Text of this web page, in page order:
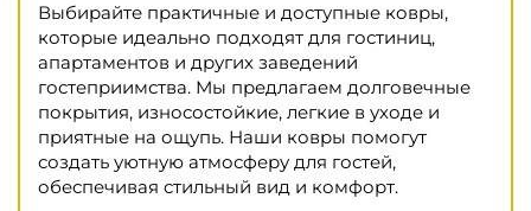
Выбирайте практичные и доступные ковры,
которые идеально подходят для гостиниц,
апартаментов и других заведений
гостеприимства. Мы предлагаем долговечные
покрытия, износостойкие, легкие в уходе и
приятные на ощупь. Наши ковры помогут
создать уютную атмосферу для гостей,
обеспечивая стильный вид и комфорт.